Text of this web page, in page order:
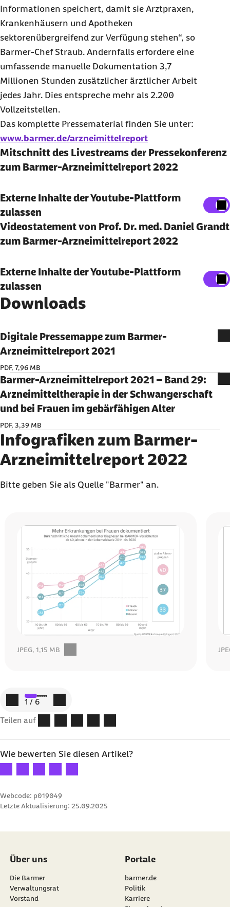
Informationen speichert, damit sie Arztpraxen,
Krankenhäusern und Apotheken
sektorenübergreifend zur Verfügung stehen“, so
Barmer-Chef Straub. Andernfalls erfordere eine
umfassende manuelle Dokumentation 3,7
Millionen Stunden zusätzlicher ärztlicher Arbeit
jedes Jahr. Dies entspreche mehr als 2.200
Vollzeitstellen.
Das komplette Pressematerial finden Sie unter:
www.barmer.de/arzneimittelreport
Mitschnitt des Livestreams der Pressekonferenz
zum Barmer-Arzneimittelreport 2022
Externe Inhalte anzeigen
Sie können an dieser Stelle einstellen, alle externen
Inhalte auf der Website anzeigen zu lassen.
Ich bin damit einverstanden, dass personenbezogene
Mehr dazu in unserer Datenschutzerklärung
Externe Inhalte der Youtube-Plattform
zulassen
Videostatement von Prof. Dr. med. Daniel Grandt
zum Barmer-Arzneimittelreport 2022
Externe Inhalte anzeigen
Sie können an dieser Stelle einstellen, alle externen
Inhalte auf der Website anzeigen zu lassen.
Daten an Drittplattformen übermittelt werden.
Mehr dazu in unsererDatenschutzerklärung
Externe Inhalte der Youtube-Plattform
zulassen
Downloads
Digitale Pressemappe zum Barmer-
Arzneimittelreport 2021
PDF, 7,96 MB
Barmer-Arzneimittelreport 2021 – Band 29:
Arzneimitteltherapie in der Schwangerschaft
und bei Frauen im gebärfähigen Alter
PDF, 3,39 MB
Infografiken zum Barmer-
Arzneimittelreport 2022
Bitte geben Sie als Quelle "Barmer" an.
JPEG, 1,15 MB
Download:Grafik_Bild 1
Zum vorigen Element
1 / 6
Teilen auf
Wie bewerten Sie diesen Artikel?
Ihre Bewertung: 1 Stern
Ihre Bewertung: 2 Sterne
Ihre Bewertung: 3 Sterne
Ihre Bewertung: 4 Sterne
Ihre Bewertung: 5 Sterne
Webcode: p019049
Letzte Aktualisierung: 25.09.2025
Über uns
Die Barmer
Verwaltungsrat
Vorstand
Portale
barmer.de
Politik
Karriere